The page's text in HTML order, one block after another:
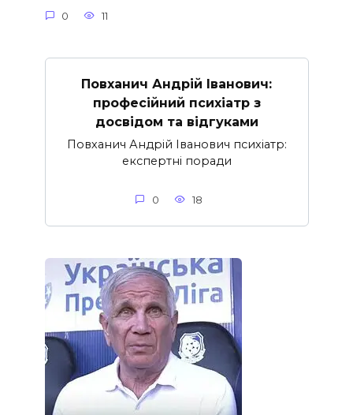
0 11
Повханич Андрій Іванович:
професійний психіатр з
досвідом та відгуками
Повханич Андрій Іванович психіатр:
експертні поради
0 18